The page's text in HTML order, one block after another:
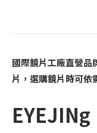
國際鏡片工廠直營品
片，選購鏡片時可依